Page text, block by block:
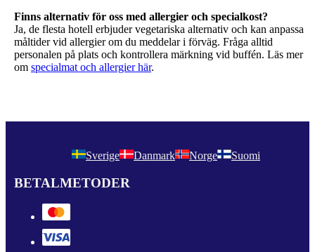
Finns alternativ för oss med allergier och specialkost?
Ja, de flesta hotell erbjuder vegetariska alternativ och kan anpassa
måltider vid allergier om du meddelar i förväg. Fråga alltid
personalen på plats och kontrollera märkning vid buffén. Läs mer
om specialmat och allergier här.
Sverige Danmark Norge Suomi
BETALMETODER